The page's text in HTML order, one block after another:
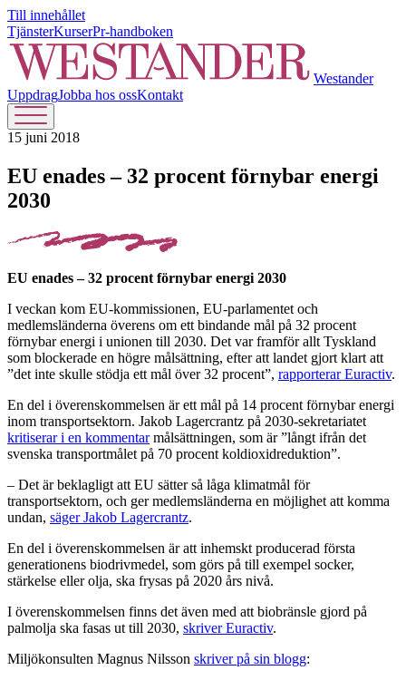
Till innehållet
TjänsterKurserPr-handboken
Westander
UppdragJobba hos ossKontakt
15 juni 2018
EU enades – 32 procent förnybar energi
2030
EU enades – 32 procent förnybar energi 2030
I veckan kom EU-kommissionen, EU-parlamentet och
medlemsländerna överens om ett bindande mål på 32 procent
förnybar energi i unionen till 2030. Det var framför allt Tyskland
som blockerade en högre målsättning, efter att landet gjort klart att
”det inte skulle stödja ett mål över 32 procent”, rapporterar Euractiv.
En del i överenskommelsen är ett mål på 14 procent förnybar energi
inom transportsektorn. Jakob Lagercrantz på 2030-sekretariatet
kritiserar i en kommentarmålsättningen, som är ”långt ifrån det
svenska transportmålet på 70 procent koldioxidreduktion”.
– Det är beklagligt att EU sätter så låga klimatmål för
transportsektorn, och ger medlemsländerna en möjlighet att komma
undan, säger Jakob Lagercrantz.
En del i överenskommelsen är att inhemskt producerad första
generationens biodrivmedel, som görs på till exempel socker,
stärkelse eller olja, ska frysas på 2020 års nivå.
I överenskommelsen finns det även med att biobränsle gjord på
palmolja ska fasas ut till 2030, skriver Euractiv.
Miljökonsulten Magnus Nilsson skriver på sin blogg: